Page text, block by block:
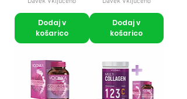
Dodaj v
košarico
Dodaj v
košarico